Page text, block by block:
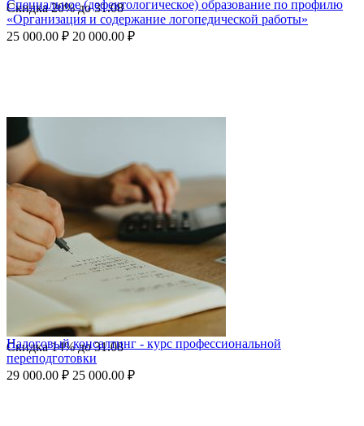
Скидка20%до31.08
Специальное (дефектологическое) образование по профилю
«Организация и содержание логопедической работы»
25 000.00 ₽ 20 000.00 ₽
Скидка14%до31.08
Налоговый консалтинг - курс профессиональной
переподготовки
29 000.00 ₽ 25 000.00 ₽